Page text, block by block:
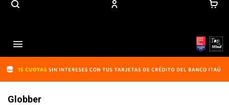

Globber